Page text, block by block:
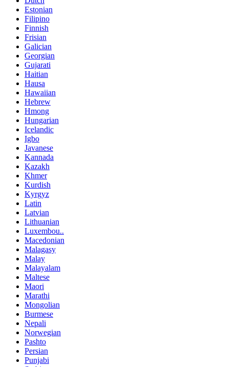
Estonian
Filipino
Finnish
Frisian
Galician
Georgian
Gujarati
Haitian
Hausa
Hawaiian
Hebrew
Hmong
Hungarian
Icelandic
Igbo
Javanese
Kannada
Kazakh
Khmer
Kurdish
Kyrgyz
Latin
Latvian
Lithuanian
Luxembou..
Macedonian
Malagasy
Malay
Malayalam
Maltese
Maori
Marathi
Mongolian
Burmese
Nepali
Norwegian
Pashto
Persian
Punjabi